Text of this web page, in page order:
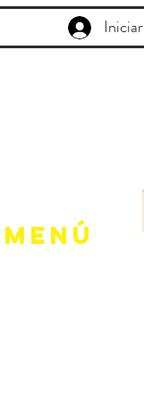
Menú